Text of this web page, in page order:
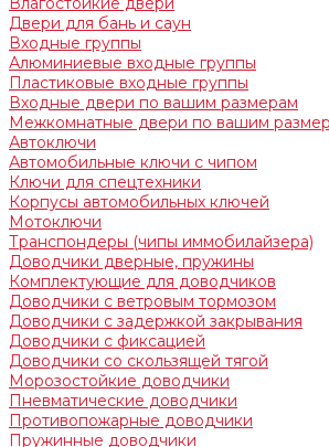
Двери для бань и саун
Входные группы
Алюминиевые входные группы
Пластиковые входные группы
Входные двери по вашим размерам
Межкомнатные двери по вашим
Автоключи
Автомобильные ключи с чипом
Ключи для спецтехники
Корпусы автомобильных ключей
Мотоключи
Транспондеры (чипы иммобилайзера)
Доводчики дверные, пружины
Комплектующие для доводчиков
Доводчики с ветровым тормозом
Доводчики с задержкой закрывания
Доводчики с фиксацией
Доводчики со скользящей тягой
Морозостойкие доводчики
Пневматические доводчики
Противопожарные доводчики
Пружинные доводчики